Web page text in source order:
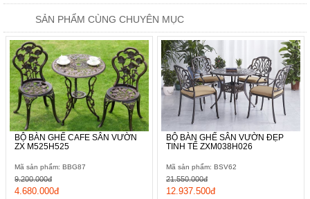
SẢN PHẨM CÙNG CHUYÊN MỤC
BỘ BÀN GHẾ CAFE SÂN VƯỜN
ZX M525H525
Mã sản phẩm: BBG87
4.680.000đ
9.200.000đ
BỘ BÀN GHẾ SÂN VƯỜN ĐẸP
TINH TẾ ZXM038H026
Mã sản phẩm: BSV62
12.937.500đ
21.550.000đ